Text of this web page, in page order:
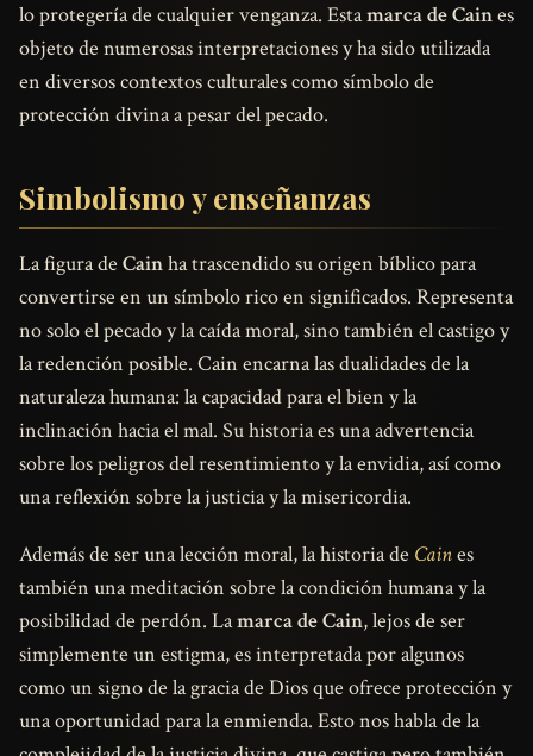
lo protegería de cualquier venganza. Estamarca de Caines
objeto de numerosas interpretaciones y ha sido utilizada
en diversos contextos culturales como símbolo de
protección divina a pesar del pecado.
Simbolismo y enseñanzas
La figura de Cainha trascendido su origen bíblico para
convertirse en un símbolo rico en significados. Representa
no solo el pecado y la caída moral, sino también el castigo y
la redención posible. Cain encarna las dualidades de la
naturaleza humana: la capacidad para el bien y la
inclinación hacia el mal. Su historia es una advertencia
sobre los peligros del resentimiento y la envidia, así como
una reflexión sobre la justicia y la misericordia.
Además de ser una lección moral, la historia de Caines
también una meditación sobre la condición humana y la
posibilidad de perdón. Lamarca de Cain, lejos de ser
simplemente un estigma, es interpretada por algunos
como un signo de la gracia de Dios que ofrece protección y
una oportunidad para la enmienda. Esto nos habla de la